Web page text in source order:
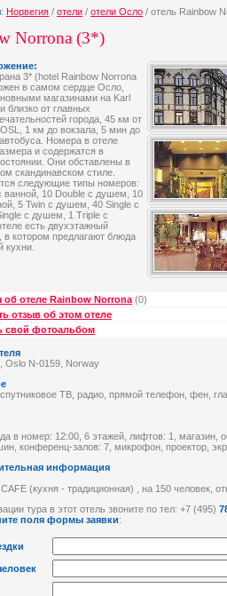
: Норвегия / отели / отели Осло / отель Rainbow
Norrona (3*)
3* (hotel Rainbow Norrona
в самом сердце Осло,
магазинами на Karl
близко от главных
города, 45 км от
1 км до вокзала, 5 мин до
Номера в отеле
и содержатся в
Они обставлены в
скандинавском стиле.
следующие типы номеров:
ванной, 10 Double с душем, 10
5 Twin с душем, 40 Single с
с душем, 1 Triple с
есть двухэтажный
в котором предлагают блюда
кухни.
отеле Rainbow Norrona(0)
отзыв об этом отеле
свой фотоальбом
Oslo N-0159, Norway
ТВ, радио, прямой телефон, фен,
в номер: 12:00, 6 этажей, лифтов: 1, магазин,
конференц-залов: 7, микрофон, проектор,
информация
(кухня - традиционная) , на 150 человек,
тура в этот отель звоните по тел: +7 (495)
поля формы заявки: